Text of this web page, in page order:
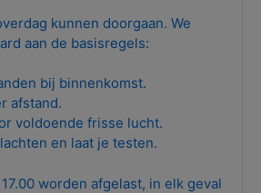
kunnen doorgaan. We
aan de basisregels:
bij binnenkomst.
afstand.
voldoende frisse lucht.
en laat je testen.
worden afgelast, in elk geval